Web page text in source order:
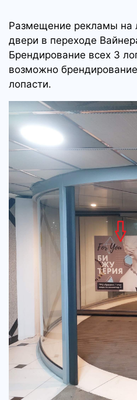
Размещение рекламы на
двери в переходе
Брендирование всех 3
возможно
лопасти.